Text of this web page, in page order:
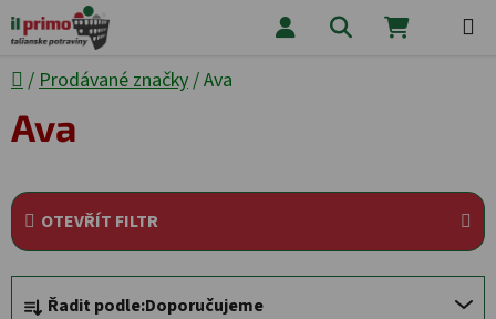
Přejít na obsah Hledat
Domů
/ Prodávané značky/Ava
Ava
OTEVŘÍT FILTR
Řazení produktů
Řadit podle:Doporučujeme